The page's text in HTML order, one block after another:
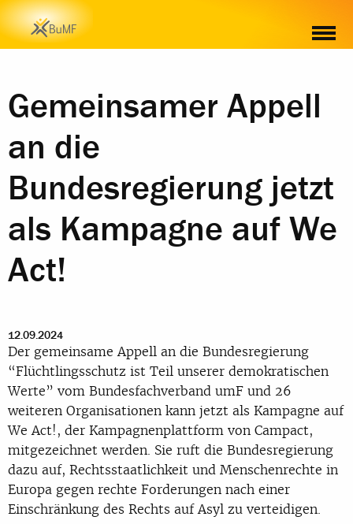
Gemeinsamer Appell
an die
Bundesregierung jetzt
als Kampagne auf We
Act!
12.09.2024
Der gemeinsame Appell an die Bundesregierung
“Flüchtlingsschutz ist Teil unserer demokratischen
Werte” vom Bundesfachverband umF und 26
weiteren Organisationen kann jetzt als Kampagne auf
We Act!, der Kampagnenplattform von Campact,
mitgezeichnet werden. Sie ruft die Bundesregierung
dazu auf, Rechtsstaatlichkeit und Menschenrechte in
Europa gegen rechte Forderungen nach einer
Einschränkung des Rechts auf Asyl zu verteidigen.